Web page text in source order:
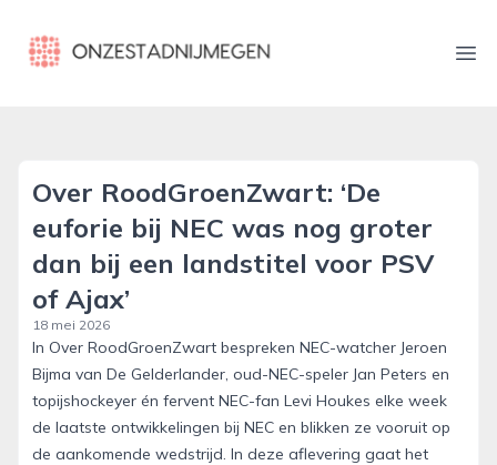
onzestadnijmegen.nl
Over RoodGroenZwart: ‘De
euforie bij NEC was nog groter
dan bij een landstitel voor PSV
of Ajax’
18 mei 2026
In Over RoodGroenZwart bespreken NEC-watcher Jeroen
Bijma van De Gelderlander, oud-NEC-speler Jan Peters en
topijshockeyer én fervent NEC-fan Levi Houkes elke week
de laatste ontwikkelingen bij NEC en blikken ze vooruit op
de aankomende wedstrijd. In deze aflevering gaat het